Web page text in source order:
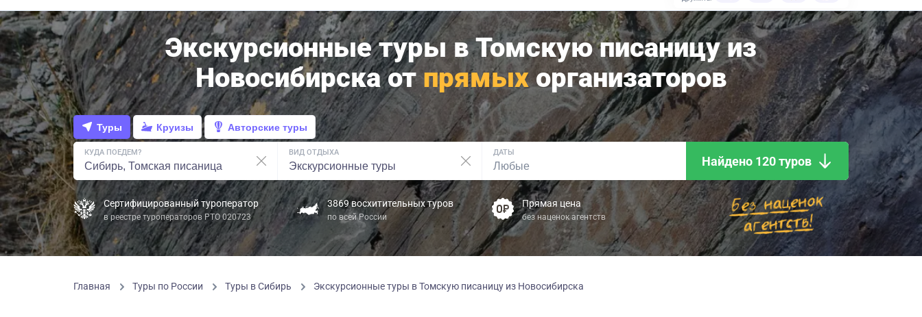
Экскурсионные туры в Томскую писаницу из
Новосибирска отпрямыхорганизаторов
Туры Круизы Авторские туры
КУДА ПОЕДЕМ? ВИД ОТДЫХА ДАТЫ
Найдено 120 туров
Сертифицированный туроператор
в реестре туроператоров РТО 020723
3869 восхитительных туров
по всей России
Прямая цена
без наценок агентств
Главная Туры по России Туры в Сибирь Экскурсионные туры в Томскую писаницу из Новосибирска